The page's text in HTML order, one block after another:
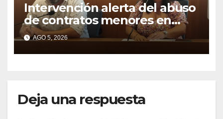
Intervención alerta del abuso
de contratos menores en
2025
AGO 5, 2026
Deja una respuesta